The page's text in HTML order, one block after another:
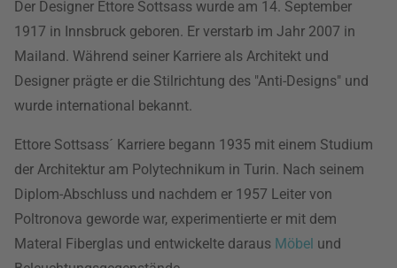
Der Designer Ettore Sottsass wurde am 14. September
1917 in Innsbruck geboren. Er verstarb im Jahr 2007 in
Mailand. Während seiner Karriere als Architekt und
Designer prägte er die Stilrichtung des "Anti-Designs" und
wurde international bekannt.
Ettore Sottsass´ Karriere begann 1935 mit einem Studium
der Architektur am Polytechnikum in Turin. Nach seinem
Diplom-Abschluss und nachdem er 1957 Leiter von
Poltronova geworde war, experimentierte er mit dem
Materal Fiberglas und entwickelte daraus Möbel und